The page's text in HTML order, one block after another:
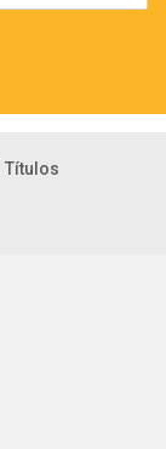
Títulos